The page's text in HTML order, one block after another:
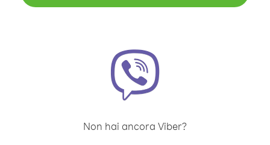
Non hai ancora Viber?